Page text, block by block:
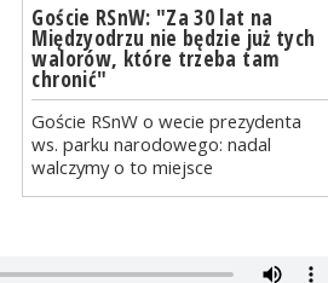
Goście RSnW: "Za 30 lat na
Międzyodrzu nie będzie już tych
walorów, które trzeba tam
chronić"
Goście RSnW o wecie prezydenta
ws. parku narodowego: nadal
walczymy o to miejsce